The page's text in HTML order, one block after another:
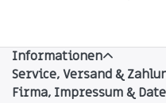
Informationen
Service, Versand &
Firma, Impressum &